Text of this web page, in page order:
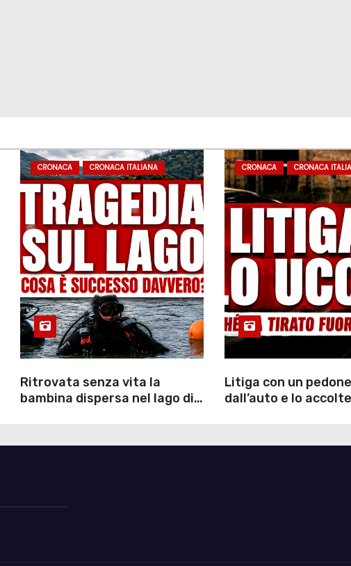
CRONACA CRONACA ITALIANA
Ritrovata senza vita la
bambina dispersa nel lago di
CRONACA CRONACA
Litiga con un
dall’auto e lo